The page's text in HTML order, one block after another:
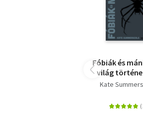
Fóbiák és
világ
rögeszme
Kate